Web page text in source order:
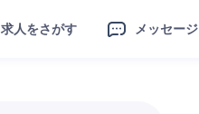
求人をさがす メッセージ